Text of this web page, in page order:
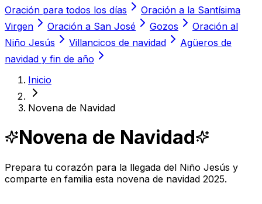
Oración para todos los días
Oración a la Santísima
Virgen
Oración a San José Gozos
Oración al
Niño Jesús
Villancicos de navidad
Agüeros de
navidad y fin de año
Inicio
Novena de Navidad
Novena de Navidad
Prepara tu corazón para la llegada del Niño Jesús y
comparte en familia esta novena de navidad 2025.